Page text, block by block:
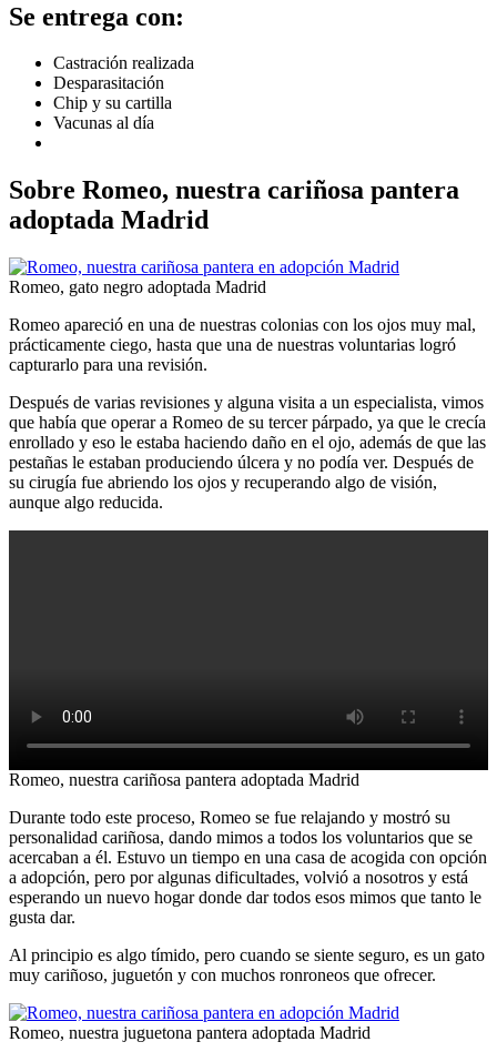
Se entrega con:
Castración realizada
Desparasitación
Chip y su cartilla
Vacunas al día
Sobre Romeo, nuestra cariñosa pantera
adoptada Madrid
Romeo, gato negro adoptada Madrid
Romeo apareció en una de nuestras colonias con los ojos muy mal,
prácticamente ciego, hasta que una de nuestras voluntarias logró
capturarlo para una revisión.
Después de varias revisiones y alguna visita a un especialista, vimos
que había que operar a Romeo de su tercer párpado, ya que le crecía
enrollado y eso le estaba haciendo daño en el ojo, además de que las
pestañas le estaban produciendo úlcera y no podía ver. Después de
su cirugía fue abriendo los ojos y recuperando algo de visión,
aunque algo reducida.
Romeo, nuestra cariñosa pantera adoptada Madrid
Durante todo este proceso, Romeo se fue relajando y mostró su
personalidad cariñosa, dando mimos a todos los voluntarios que se
acercaban a él. Estuvo un tiempo en una casa de acogida con opción
a adopción, pero por algunas dificultades, volvió a nosotros y está
esperando un nuevo hogar donde dar todos esos mimos que tanto le
gusta dar.
Al principio es algo tímido, pero cuando se siente seguro, es un gato
muy cariñoso, juguetón y con muchos ronroneos que ofrecer.
Romeo, nuestra juguetona pantera adoptada Madrid